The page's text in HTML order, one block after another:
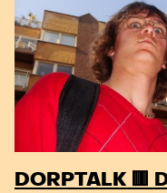
DORPTALK 🟥